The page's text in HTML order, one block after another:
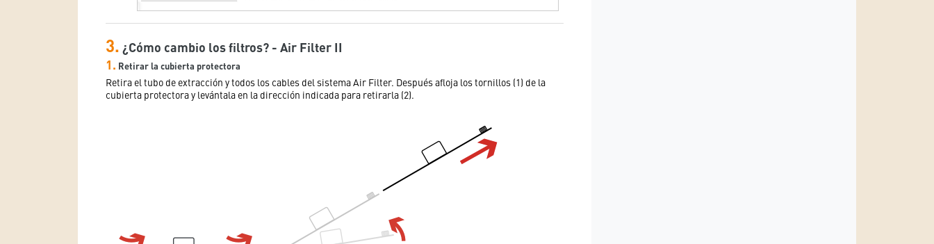
3. ¿Cómo cambio los filtros? - Air Filter II
1. Retirar la cubierta protectora
Retira el tubo de extracción y todos los cables del sistema Air Filter. Después afloja los tornillos (1) de la
cubierta protectora y levántala en la dirección indicada para retirarla (2).